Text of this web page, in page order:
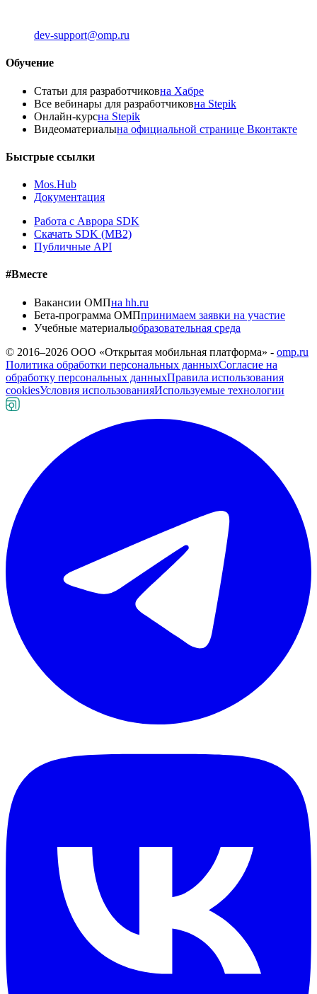
dev-support@omp.ru
Обучение
Статьи для разработчиковна Хабре
Все вебинары для разработчиковна Stepik
Онлайн-курсна Stepik
Видеоматериалына официальной странице Вконтакте
Быстрые ссылки
Mos.Hub
Документация
Работа с Аврора SDK
Скачать SDK (MB2)
Публичные API
#Вместе
Вакансии ОМПна hh.ru
Бета-программа ОМПпринимаем заявки на участие
Учебные материалыобразовательная среда
© 2016–2026 ООО «Открытая мобильная платформа» - omp.ru
Политика обработки персональных данныхСогласие на
обработку персональных данныхПравила использования
cookiesУсловия использованияИспользуемые технологии